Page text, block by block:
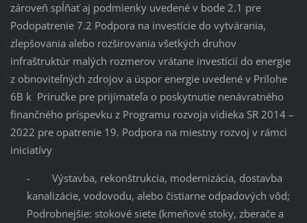
zároveň spĺňať aj podmienky uvedené v bode 2.1 pre
Podopatrenie 7.2 Podpora na investície do vytvárania,
zlepšovania alebo rozširovania všetkých druhov
infraštruktúr malých rozmerov vrátane investícií do energie
z obnoviteľných zdrojov a úspor energie uvedené v Prílohe
6B k Príručke pre prijímateľa o poskytnutie nenávratného
finančného príspevku z Programu rozvoja vidieka SR 2014 –
2022 pre opatrenie 19. Podpora na miestny rozvoj v rámci
iniciatívy
- Výstavba, rekonštrukcia, modernizácia, dostavba
kanalizácie, vodovodu, alebo čistiarne odpadových vôd;
Podrobnejšie: stokové siete (kmeňové stoky, zberače a